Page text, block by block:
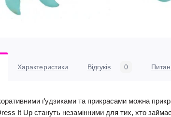
Характеристики Відгуків 0
ґудзиками та прикрасами можна
It Up стануть незамінними для тих, хто